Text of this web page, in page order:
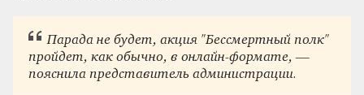
Парада не будет, акция "Бессмертный полк"
пройдет, как обычно, в онлайн-формате, —
пояснила представитель администрации.